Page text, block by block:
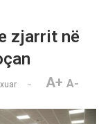
zjarrit në
A+ A-